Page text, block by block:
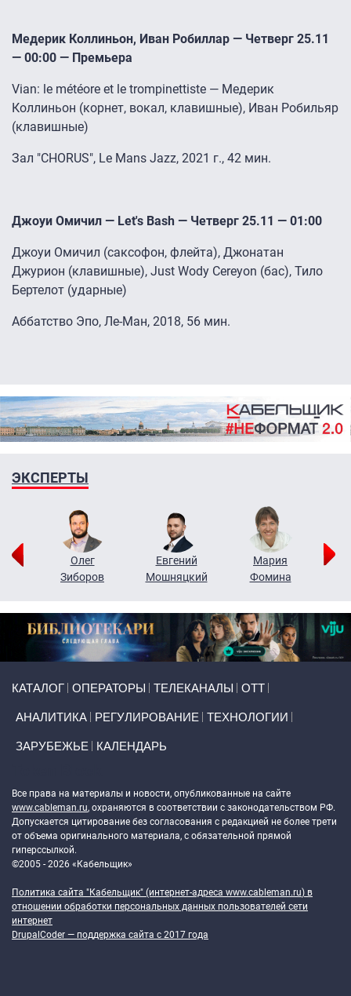
Медерик Коллиньон, Иван Робиллар — Четверг 25.11
— 00:00 — Премьера
Vian: le météore et le trompinettiste — Медерик
Коллиньон (корнет, вокал, клавишные), Иван Робильяр
(клавишные)
Зал "CHORUS", Le Mans Jazz, 2021 г., 42 мин.
Джоуи Омичил — Let's Bash — Четверг 25.11 — 01:00
Джоуи Омичил (саксофон, флейта), Джонатан
Джурион (клавишные), Just Wody Cereyon (бас), Тило
Бертелот (ударные)
Аббатство Эпо, Ле-Ман, 2018, 56 мин.
ЭКСПЕРТЫ
Олег
Зиборов
Евгений
Мошняцкий
Мария
Фомина
КАТАЛОГ ОПЕРАТОРЫ ТЕЛЕКАНАЛЫ ОТТ
АНАЛИТИКА РЕГУЛИРОВАНИЕ ТЕХНОЛОГИИ
ЗАРУБЕЖЬЕ КАЛЕНДАРЬ
Все права на материалы и новости, опубликованные на сайте
www.cableman.ru, охраняются в соответствии с законодательством РФ.
Допускается цитирование без согласования с редакцией не более трети
от объема оригинального материала, с обязательной прямой
гиперссылкой.
©2005 - 2026 «Кабельщик»
Политика сайта "Кабельщик" (интернет-адреса www.cableman.ru) в
отношении обработки персональных данных пользователей сети
интернет
DrupalCoder — поддержка сайта c 2017 года